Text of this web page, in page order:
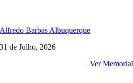
Alfredo Barbas Albuquerque
31 de Julho, 2026
Ver Memorial